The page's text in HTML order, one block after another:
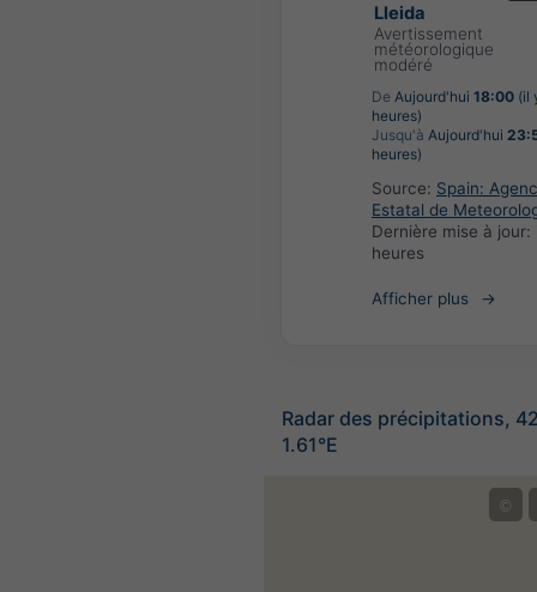
Lleida
Avertissement
météorologique
modéré
De Aujourd'hui 18:00 (il
heures)
Jusqu'à Aujourd'hui
heures)
Source: Spain:
Estatal de
Dernière mise à jour:
heures
Afficher plus
Radar des précipitations,
1.61°E
©